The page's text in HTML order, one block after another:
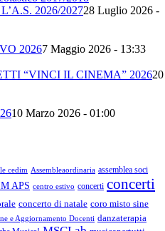
2026/202728 Luglio 2026 -
20267 Maggio 2026 - 13:33
“VINCI IL CINEMA” 202620
10 Marzo 2026 - 01:00
cedim Assembleaordinaria assemblea soci
APS centro estivo concerti concerti
concerto di natale coro misto sine
e Aggiornamento Docenti danzaterapia